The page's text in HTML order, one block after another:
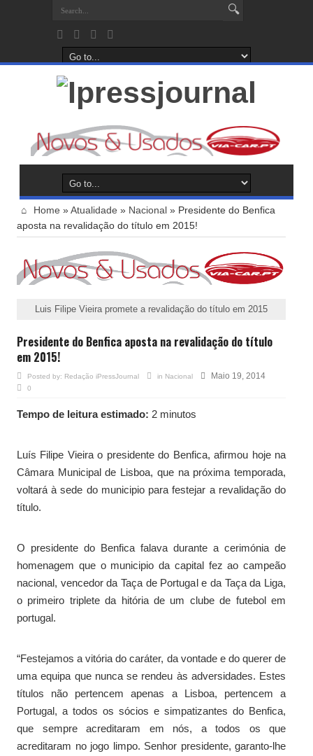
Home »Atualidade » Nacional » Presidente do Benfica
aposta na revalidação do título em 2015!
Luis Filipe Vieira promete a revalidação do título em 2015
Presidente do Benfica aposta na revalidação do título
em 2015!
Posted by: Redação iPressJournal in Nacional Maio 19, 2014
0
Tempo de leitura estimado: 2 minutos
Luís Filipe Vieira o presidente do Benfica, afirmou hoje na
Câmara Municipal de Lisboa, que na próxima temporada,
voltará à sede do municipio para festejar a revalidação do
título.
O presidente do Benfica falava durante a cerimónia de
homenagem que o municipio da capital fez ao campeão
nacional, vencedor da Taça de Portugal e da Taça da Liga,
o primeiro triplete da hitória de um clube de futebol em
portugal.
“Festejamos a vitória do caráter, da vontade e do querer de
uma equipa que nunca se rendeu às adversidades. Estes
títulos não pertencem apenas a Lisboa, pertencem a
Portugal, a todos os sócios e simpatizantes do Benfica,
que sempre acreditaram em nós, a todos os que
acreditaram no jogo limpo. Senhor presidente, garanto-lhe